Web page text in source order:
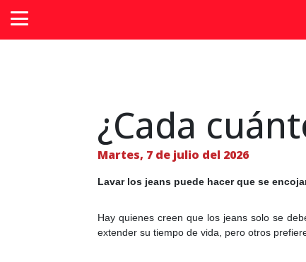
¿Cada
Martes, 7 de julio del 2026
Lavar los jeans puede hacer que se
Hay quienes creen que los jeans solo se
extender su tiempo de vida, pero otros